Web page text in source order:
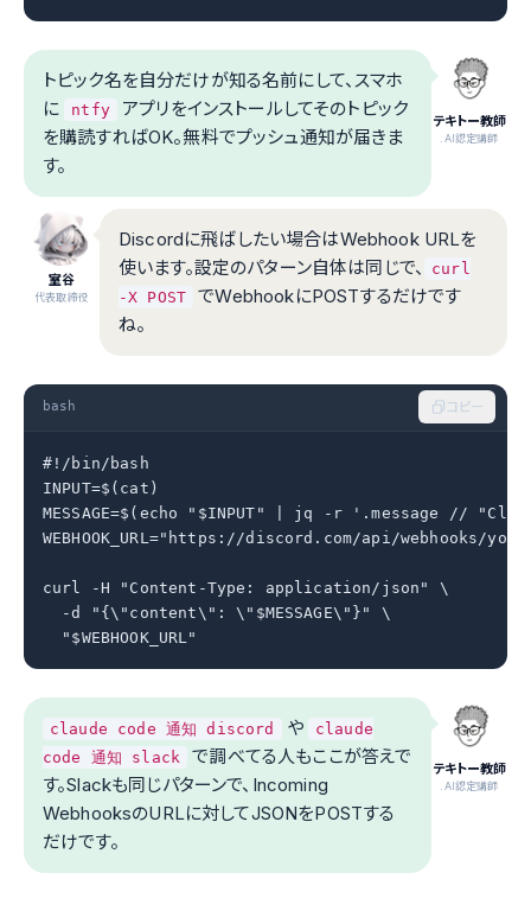
テキトー教師
.AI認定講師
トピック名を自分だけが知る名前にして、スマホ
に
ntfy
アプリをインストールしてそのトピック
を購読すればOK。無料でプッシュ通知が届きま
す。
室谷
代表取締役
Discordに飛ばしたい場合はWebhook URLを
使います。設定のパターン自体は同じで、
curl
-X POST
でWebhookにPOSTするだけです
ね。
bash コピー
#!/bin/bash
INPUT=$(cat)
MESSAGE=$(echo "$INPUT" | jq -r '.message //
WEBHOOK_URL="https://discord.com/api/webhooks/
curl -H "Content-Type: application/json" \
  -d "{\"content\": \"$MESSAGE\"}" \
  "$WEBHOOK_URL"
テキトー教師
.AI認定講師
claude code 通知 discord や
claude
code 通知 slack
で調べてる人もここが答えで
す。Slackも同じパターンで、Incoming
WebhooksのURLに対してJSONをPOSTする
だけです。